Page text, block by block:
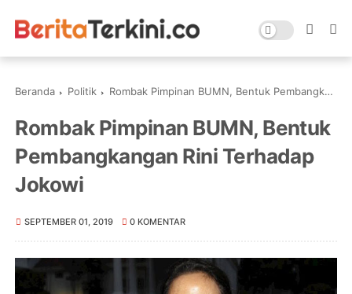
Beranda Politik Rombak Pimpinan BUMN, Bentuk Pembangkangan Rini Terhadap Jokowi
Rombak Pimpinan BUMN, Bentuk
Pembangkangan Rini Terhadap
Jokowi
SEPTEMBER 01, 2019 0 KOMENTAR